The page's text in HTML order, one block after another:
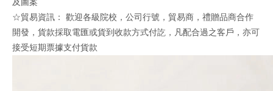
及圖案
☆貿易資訊： 歡迎各級院校，公司行號，貿易商，禮贈品商合作
開發，貨款採取電匯或貨到收款方式付訖，凡配合過之客戶，亦可
接受短期票據支付貨款